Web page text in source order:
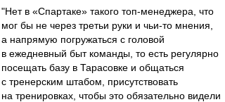
"Нет в «Спартаке» такого топ-менеджера, что
мог бы не через третьи руки и чьи-то мнения,
а напрямую погружаться с головой
в ежедневный быт команды, то есть регулярно
посещать базу в Тарасовке и общаться
с тренерским штабом, присутствовать
на тренировках, чтобы это обязательно видели